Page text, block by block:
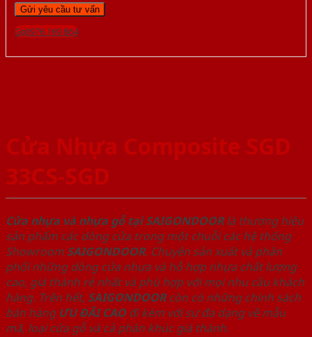
Gọi 0976.169.864
Cửa Nhựa Composite SGD
33CS-SGD
Cửa nhựa và nhựa gỗ tại SAIGONDOORlà thương hiệu
sản phẩm các dòng cửa trong một chuỗi các hệ thống
Showroom SAIGONDOOR. Chuyên sản xuất và phân
phối những dòng cửa nhựa và hỗ hợp nhựa chất lượng
cao, giá thành rẻ nhất và phù hợp với mọi nhu cầu khách
hàng. Trên hết, SAIGONDOORcòn có những chính sách
bán hàng ƯU ĐÃI CAOđi kèm với sự đa dạng về mẫu
mã, loại cửa gỗ và cả phân khúc giá thành.